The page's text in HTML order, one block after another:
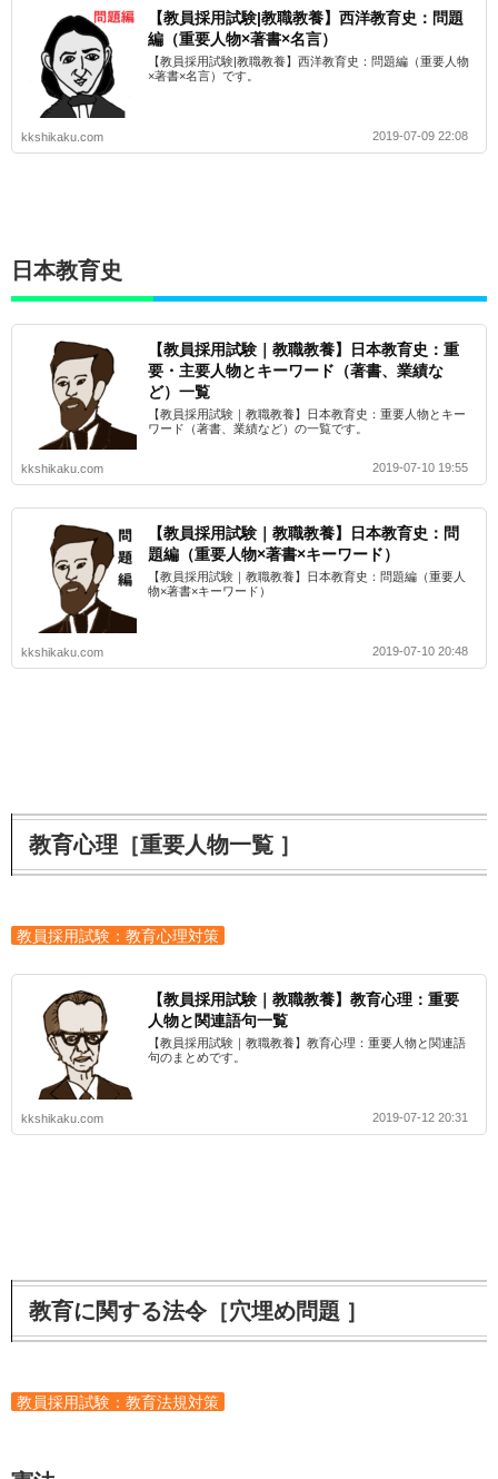
【教員採用試験|教職教養】西洋教育史：問題
編（重要人物×著書×名言）
【教員採用試験|教職教養】西洋教育史：問題編（重要人物
×著書×名言）です。
kkshikaku.com 2019-07-09 22:08
日本教育史
【教員採用試験｜教職教養】日本教育史：重
要・主要人物とキーワード（著書、業績な
ど）一覧
【教員採用試験｜教職教養】日本教育史：重要人物とキー
ワード（著書、業績など）の一覧です。
kkshikaku.com 2019-07-10 19:55
【教員採用試験｜教職教養】日本教育史：問
題編（重要人物×著書×キーワード）
【教員採用試験｜教職教養】日本教育史：問題編（重要人
物×著書×キーワード）
kkshikaku.com 2019-07-10 20:48
教育心理［重要人物一覧 ］
教員採用試験：教育心理対策
【教員採用試験｜教職教養】教育心理：重要
人物と関連語句一覧
【教員採用試験｜教職教養】教育心理：重要人物と関連語
句のまとめです。
kkshikaku.com 2019-07-12 20:31
教育に関する法令［穴埋め問題 ］
教員採用試験：教育法規対策